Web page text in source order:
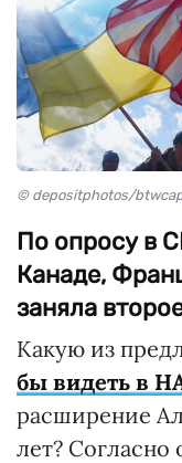
© depositphotos/
По опросу в
Канаде,
заняла
Какую из
бы видеть в
расширение
лет? Согласно